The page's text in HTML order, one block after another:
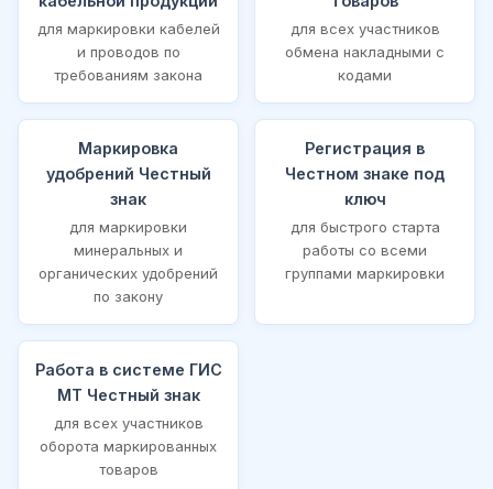
для маркировки кабелей
и проводов по
требованиям закона
для всех участников
обмена накладными с
кодами
Маркировка
удобрений Честный
знак
для маркировки
минеральных и
органических удобрений
по закону
Регистрация в
Честном знаке под
ключ
для быстрого старта
работы со всеми
группами маркировки
Работа в системе ГИС
МТ Честный знак
для всех участников
оборота маркированных
товаров